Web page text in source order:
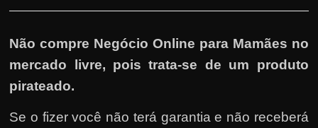
Não compre Negócio Online para Mamães no
mercado livre, pois trata-se de um produto
pirateado.
Se o fizer você não terá garantia e não receberá